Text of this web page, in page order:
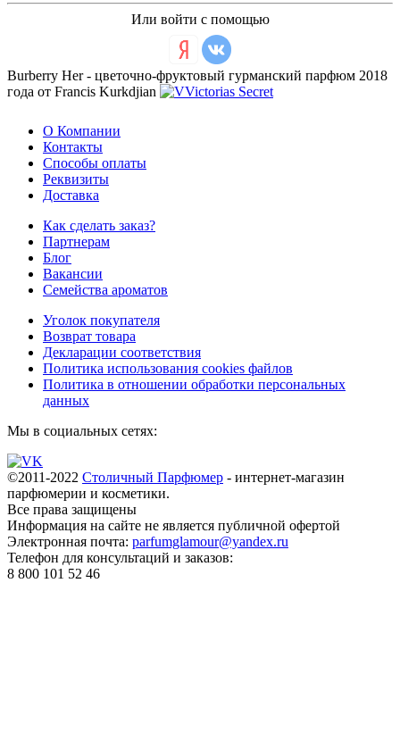
Или войти с помощью
Burberry Her - цветочно-фруктовый гурманский парфюм 2018
года от Francis Kurkdjian
О Компании
Контакты
Способы оплаты
Реквизиты
Доставка
Как сделать заказ?
Партнерам
Блог
Вакансии
Семейства ароматов
Уголок покупателя
Возврат товара
Декларации соответствия
Политика использования cookies файлов
Политика в отношении обработки персональных
данных
Мы в социальных сетях:
©2011-2022 Столичный Парфюмер - интернет-магазин
парфюмерии и косметики.
Все права защищены
Информация на сайте не является публичной офертой
Электронная почта: parfumglamour@yandex.ru
Телефон для консультаций и заказов:
8 800 101 52 46